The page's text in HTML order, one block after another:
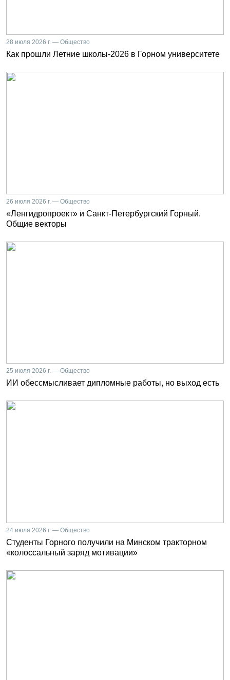
28 июля 2026 г. — Общество
Как прошли Летние школы-2026 в Горном университете
26 июля 2026 г. — Общество
«Ленгидропроект» и Санкт-Петербургский Горный.
Общие векторы
25 июля 2026 г. — Общество
ИИ обессмысливает дипломные работы, но выход есть
24 июля 2026 г. — Общество
Студенты Горного получили на Минском тракторном
«колоссальный заряд мотивации»